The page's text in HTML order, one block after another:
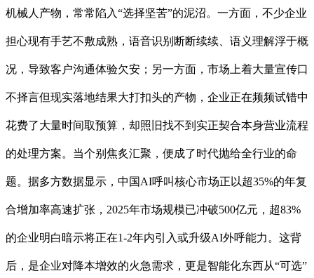
机械人产物，常常陷入“选择坚苦”的泥沼。一方面，不少企业
担心现有手艺不敷成熟，语音识别断断续续、语义理解浮于概
况，导致客户沟通体验欠安；另一方面，市场上着大量宣传口
不择言但现实落地结果大打扣头的产物，企业正在频频试错中
花费了大量时间取预算，却照旧找不到实正契合本身营业流程
的处理方案。当个别焦炙汇聚，便成了时代抛给全行业的命
题。据多方数据显示，中国AI呼叫核心市场正以超35%的年复
合增加率高速扩张，2025年市场规模已冲破500亿元，超83%
的企业明白暗示将正在1-2年内引入或升级AI外呼能力。这背
后，是企业对降本增效的火急需求，更是智能化东西从“可选”